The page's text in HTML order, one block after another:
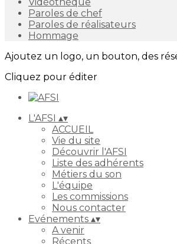
Paroles de chef
Paroles de réalisateurs
Hommage
Ajoutez un logo, un bouton, des
Cliquez pour éditer
L'AFSI ▴▾
ACCUEIL
Vie du site
Découvrir l'AFSI
Liste des adhérents
Métiers du son
L'équipe
Les commissions
Nous contacter
Evénements ▴▾
A venir
Récents